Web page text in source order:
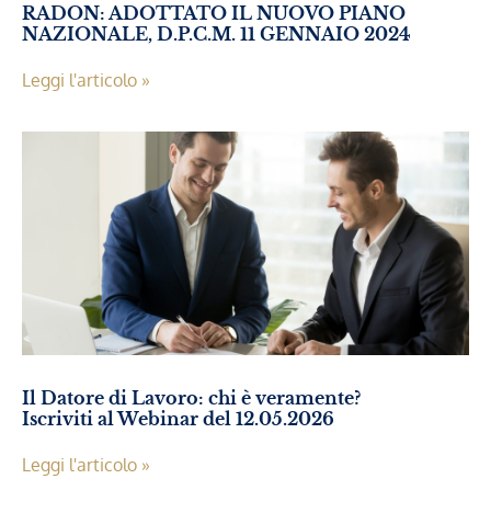
RADON: ADOTTATO IL NUOVO PIANO
NAZIONALE, D.P.C.M. 11 GENNAIO 2024
Leggi l'articolo »
Il Datore di Lavoro: chi è veramente?
Iscriviti al Webinar del 12.05.2026
Leggi l'articolo »